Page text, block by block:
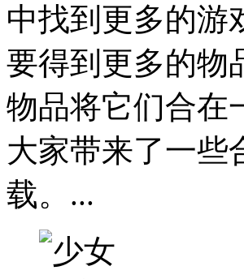
中找到更多的游
要得到更多的物
物品将它们合在
大家带来了一些
载。...